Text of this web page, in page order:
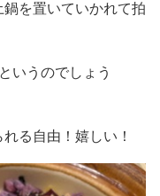
を置いていかれて拍
いうのでしょう
る自由！嬉しい！